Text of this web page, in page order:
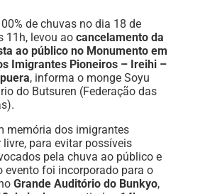
de chuvas no dia 18 de
11h, levou ao cancelamento da
ao público no Monumento em
Imigrantes Pioneiros – Ireihi –
, informa o monge Soyu
do Butsuren (Federação das
memória dos imigrantes
livre, para evitar possíveis
pela chuva ao público e
evento foi incorporado para o
Grande Auditório do Bunkyo,